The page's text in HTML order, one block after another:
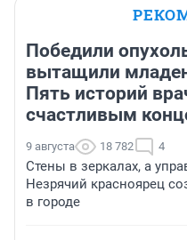
Победили
вытащили
Пять историй
счастливым
9 августа 18 782 4
Стены в зеркалах, а
Незрячий красноярец
в городе